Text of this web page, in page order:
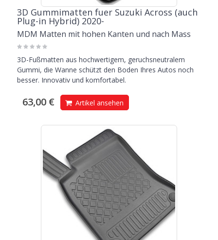
3D Gummimatten fuer Suzuki Across (auch
Plug-in Hybrid) 2020-
MDM Matten mit hohen Kanten und nach Mass
3D-Fußmatten aus hochwertigem, geruchsneutralem
Gummi, die Wanne schützt den Boden Ihres Autos noch
besser. Innovativ und komfortabel.
63,00 € Artikel ansehen